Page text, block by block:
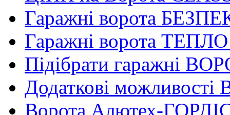
Гаражні ворота
Гаражні ворота
Підібрати гаражні
Додаткові можливості
Ворота Алютех-